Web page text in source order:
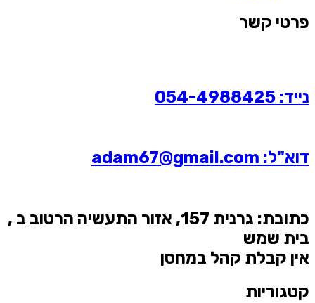
פרטי קשר
נייד: 054-4988425
דוא"ל: adam67@gmail.com
כתובת: גרנית 157, אזור התעשיה הרטוב ב ,
בית שמש
אין קבלת קהל במחסן
קטגוריות